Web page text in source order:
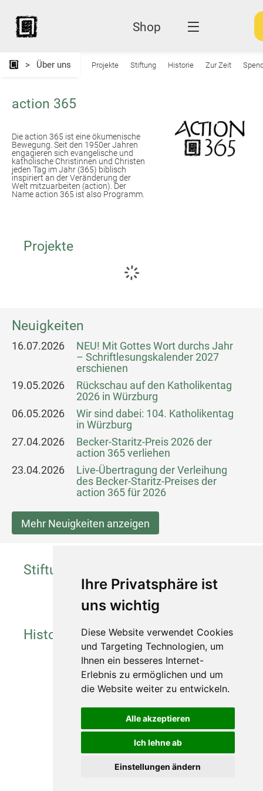
Ihre Privatsphäre ist
uns wichtig
Diese Website verwendet Cookies
und Targeting Technologien, um
Ihnen ein besseres Internet-
Erlebnis zu ermöglichen und um
die Website weiter zu entwickeln.
Alle akzeptieren
Ich lehne ab
Einstellungen ändern
Shop
Über uns Projekte Stiftung Historie Zur Zeit
action 365
Die action 365 ist eine ökumenische
Bewegung. Seit den 1950er Jahren
engagieren sich evangelische und
katholische Christinnen und Christen
jeden Tag im Jahr (365) biblisch
inspiriert an der Veränderung der
Welt mitzuarbeiten (action). Der
Name action 365 ist also Programm.
Projekte
Neuigkeiten
16.07.2026
NEU! Mit Gottes Wort durchs Jahr
– Schriftlesungskalender 2027
erschienen
19.05.2026
Rückschau auf den Katholikentag
2026 in Würzburg
06.05.2026
Wir sind dabei: 104. Katholikentag
in Würzburg
27.04.2026
Becker-Staritz-Preis 2026 der
action 365 verliehen
23.04.2026
Live-Übertragung der Verleihung
des Becker-Staritz-Preises der
action 365 für 2026
Mehr Neuigkeiten anzeigen
Stiftung
Historie
Datenschutz
Barrierefreiheit
Widerruf
Sitemap